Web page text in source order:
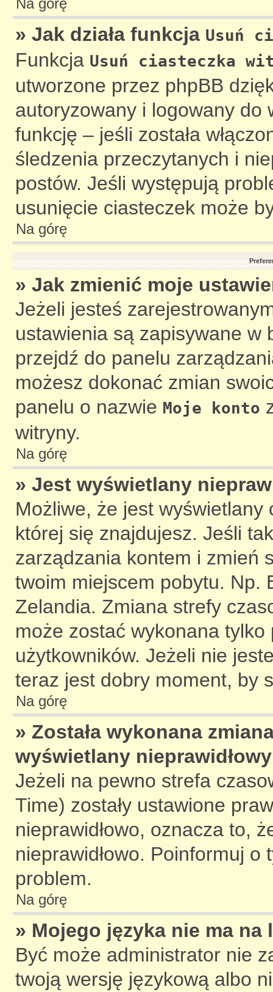
Na górę
» Jak działa funkcja Usuń
Funkcja Usuń ciasteczka
utworzone przez phpBB
autoryzowany i logowany do
funkcję – jeśli została
śledzenia przeczytanych i
postów. Jeśli występują
usunięcie ciasteczek może
Na górę
» Jak zmienić moje
Jeżeli jesteś
ustawienia są zapisywane w
przejdź do panelu
możesz dokonać zmian
panelu o nazwie Moje konto
witryny.
Na górę
» Jest wyświetlany
Możliwe, że jest
której się znajdujesz. Jeśli
zarządzania kontem i zmień
twoim miejscem pobytu. Np.
Zelandia. Zmiana strefy
może zostać wykonana
użytkowników. Jeżeli nie
teraz jest dobry moment, by
Na górę
» Została wykonana
wyświetlany
Jeżeli na pewno strefa
Time) zostały ustawione
nieprawidłowo, oznacza to,
nieprawidłowo. Poinformuj o
problem.
Na górę
» Mojego języka nie ma na
Być może administrator nie
twoją wersję językową albo